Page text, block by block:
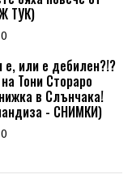
ТУК)
е, или е дебилен?!?
Тони Стораро
в Слънчака!
- СНИМКИ)